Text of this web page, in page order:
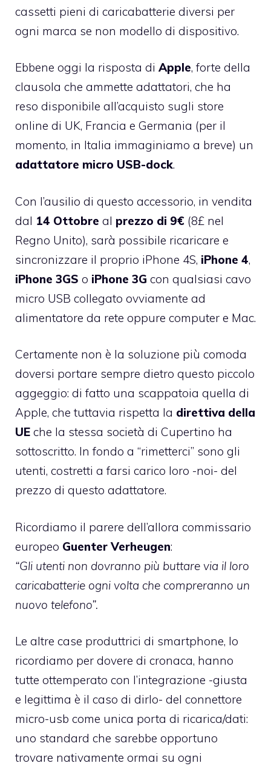
cassetti pieni di caricabatterie diversi per
ogni marca se non modello di dispositivo.
Ebbene oggi la risposta di Apple, forte della
clausola che ammette adattatori, che ha
reso disponibile all’acquisto sugli store
online di UK, Francia e Germania (per il
momento, in Italia immaginiamo a breve) un
adattatore micro USB-dock.
Con l’ausilio di questo accessorio, in vendita
dal 14 Ottobre al prezzo di 9€ (8£ nel
Regno Unito), sarà possibile ricaricare e
sincronizzare il proprio iPhone 4S, iPhone 4,
iPhone 3GS o iPhone 3G con qualsiasi cavo
micro USB collegato ovviamente ad
alimentatore da rete oppure computer e Mac.
Certamente non è la soluzione più comoda
doversi portare sempre dietro questo piccolo
aggeggio: di fatto una scappatoia quella di
Apple, che tuttavia rispetta la direttiva della
UE che la stessa società di Cupertino ha
sottoscritto. In fondo a “rimetterci” sono gli
utenti, costretti a farsi carico loro -noi- del
prezzo di questo adattatore.
Ricordiamo il parere dell’allora commissario
europeo Guenter Verheugen:
“Gli utenti non dovranno più buttare via il loro
caricabatterie ogni volta che compreranno un
nuovo telefono”.
Le altre case produttrici di smartphone, lo
ricordiamo per dovere di cronaca, hanno
tutte ottemperato con l’integrazione -giusta
e legittima è il caso di dirlo- del connettore
micro-usb come unica porta di ricarica/dati:
uno standard che sarebbe opportuno
trovare nativamente ormai su ogni